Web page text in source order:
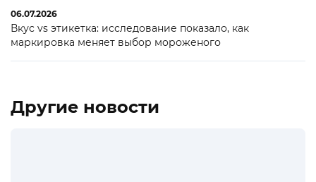
06.07.2026
Вкус vs этикетка: исследование показало, как
маркировка меняет выбор мороженого
Другие новости